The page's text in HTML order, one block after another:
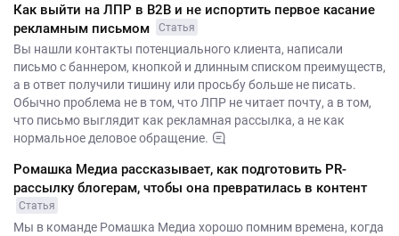
Как выйти на ЛПР в B2B и не испортить первое касание
рекламным письмом
Статья
Вы нашли контакты потенциального клиента, написали
письмо с баннером, кнопкой и длинным списком преимуществ,
а в ответ получили тишину или просьбу больше не писать.
Обычно проблема не в том, что ЛПР не читает почту, а в том,
что письмо выглядит как рекламная рассылка, а не как
нормальное деловое обращение.
Ромашка Медиа рассказывает, как подготовить PR-
рассылку блогерам, чтобы она превратилась в контент
Статья
Мы в команде Ромашка Медиа хорошо помним времена, когда